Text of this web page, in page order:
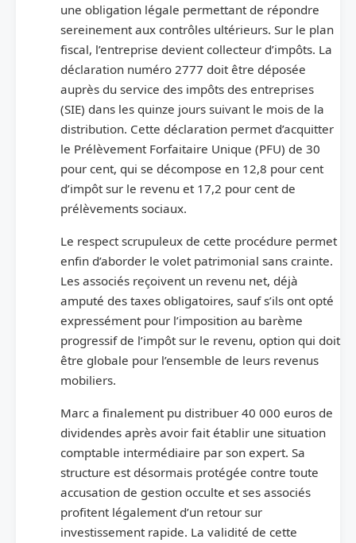
une obligation légale permettant de répondre
sereinement aux contrôles ultérieurs. Sur le plan
fiscal, l’entreprise devient collecteur d’impôts. La
déclaration numéro 2777 doit être déposée
auprès du service des impôts des entreprises
(SIE) dans les quinze jours suivant le mois de la
distribution. Cette déclaration permet d’acquitter
le Prélèvement Forfaitaire Unique (PFU) de 30
pour cent, qui se décompose en 12,8 pour cent
d’impôt sur le revenu et 17,2 pour cent de
prélèvements sociaux.
Le respect scrupuleux de cette procédure permet
enfin d’aborder le volet patrimonial sans crainte.
Les associés reçoivent un revenu net, déjà
amputé des taxes obligatoires, sauf s’ils ont opté
expressément pour l’imposition au barème
progressif de l’impôt sur le revenu, option qui doit
être globale pour l’ensemble de leurs revenus
mobiliers.
Marc a finalement pu distribuer 40 000 euros de
dividendes après avoir fait établir une situation
comptable intermédiaire par son expert. Sa
structure est désormais protégée contre toute
accusation de gestion occulte et ses associés
profitent légalement d’un retour sur
investissement rapide. La validité de cette